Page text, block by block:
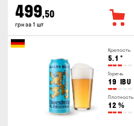
499,50
грн за 1 шт
Крепость
5.1 °
Горечь
19 IBU
Плотность
12 %